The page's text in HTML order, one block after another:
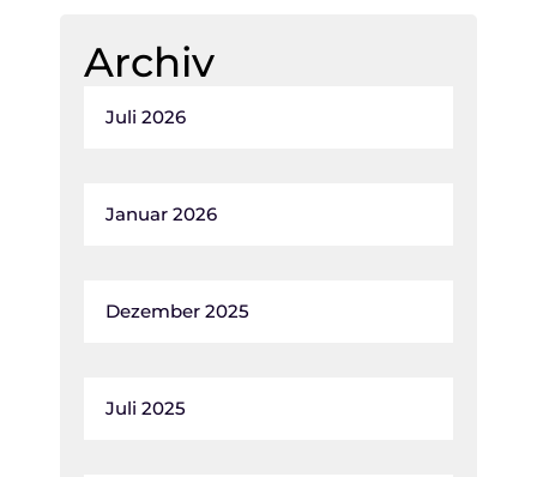
Archiv
Juli 2026
Januar 2026
Dezember 2025
Juli 2025